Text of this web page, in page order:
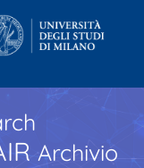
Archivio